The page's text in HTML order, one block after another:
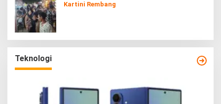
Kartini Rembang
Teknologi